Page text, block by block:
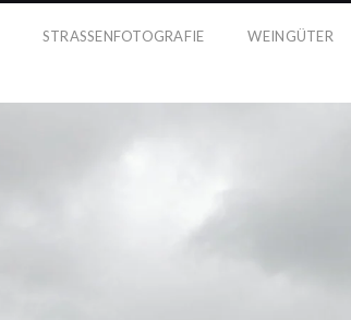
STRASSENFOTOGRAFIE WEINGÜTER